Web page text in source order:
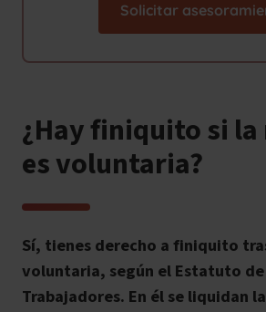
Solicitar
¿Hay finiquito si
es voluntaria?
Sí, tienes derecho a finiquito
voluntaria, según el Estatuto
Trabajadores. En él se liquidan